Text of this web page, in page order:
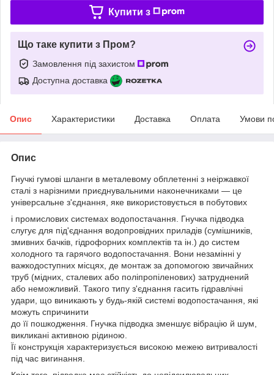
Купити з
Що таке купити з Пром?
Замовлення під захистом
Доступна доставка
Опис Характеристики Доставка Оплата Умови
Опис
Гнучкі гумові шланги в металевому обплетенні з неіржавкої
сталі з нарізними приєднувальними наконечниками — це
універсальне з'єднання, яке використовується в побутових
і промислових системах водопостачання. Гнучка підводка
слугує для під'єднання водопровідних приладів (сумішників,
змивних бачків, гідрофорних комплектів та ін.) до систем
холодного та гарячого водопостачання. Вони незамінні у
важкодоступних місцях, де монтаж за допомогою звичайних
труб (мідних, сталевих або поліпропіленових) затруднений
або неможливий. Такого типу з'єднання гасить гідравлічні
удари, що виникають у будь-якій системі водопостачання, які
можуть спричинити
до її пошкодження. Гнучка підводка зменшує вібрацію й шум,
викликані активною рідиною.
Її конструкція характеризується високою межею витривалості
під час вигинання.